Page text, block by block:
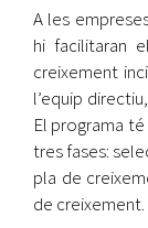
A les
hi facilitaran
creixement
l’equip
El programa
tres fases:
pla de
de creixement.